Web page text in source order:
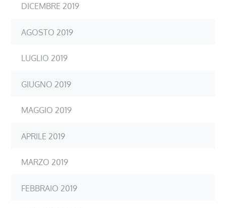
DICEMBRE 2019
AGOSTO 2019
LUGLIO 2019
GIUGNO 2019
MAGGIO 2019
APRILE 2019
MARZO 2019
FEBBRAIO 2019